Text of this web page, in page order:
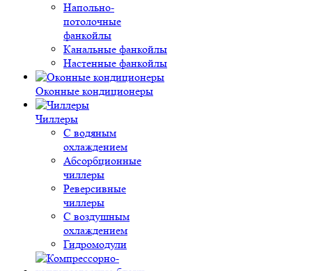
Напольно-
потолочные
фанкойлы
Канальные фанкойлы
Настенные фанкойлы
Оконные кондиционеры
Чиллеры
С водяным
охлаждением
Абсорбционные
чиллеры
Реверсивные
чиллеры
С воздушным
охлаждением
Гидромодули